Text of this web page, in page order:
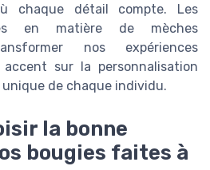
chaque détail compte. Les
en matière de mèches
nos expériences
sur la personnalisation
de chaque individu.
la bonne
bougies faites à